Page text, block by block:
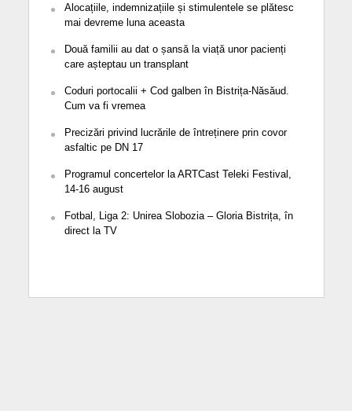
Alocațiile, indemnizațiile și stimulentele se plătesc
mai devreme luna aceasta
Două familii au dat o șansă la viață unor pacienți
care așteptau un transplant
Coduri portocalii + Cod galben în Bistrița-Năsăud.
Cum va fi vremea
Precizări privind lucrările de întreținere prin covor
asfaltic pe DN 17
Programul concertelor la ARTCast Teleki Festival,
14-16 august
Fotbal, Liga 2: Unirea Slobozia – Gloria Bistrița, în
direct la TV